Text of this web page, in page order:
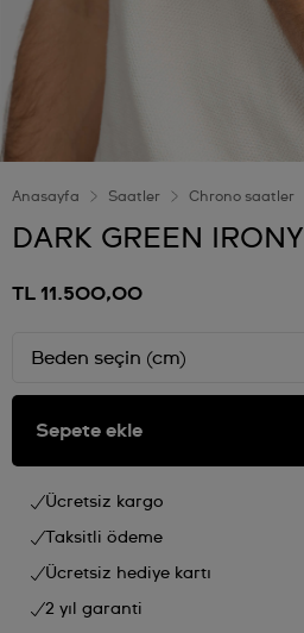
Anasayfa Saatler Chrono saatler
DARK GREEN IRONY
TL 11.500,00
Beden seçin (cm)
Sepete ekle
Ücretsiz kargo
Taksitli ödeme
Ücretsiz hediye kartı
2 yıl garanti